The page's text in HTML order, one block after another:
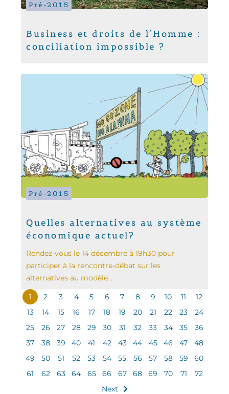
Pré-2015
Business et droits de l'Homme :
conciliation impossible ?
Pré-2015
Quelles alternatives au système
économique actuel?
Rendez-vous le 14 décembre à 19h30 pour
participer à la rencontre-débat sur les
alternatives au modèle...
1 2 3 4 5 6 7 8 9 10 11
12
13
14 15 16 17 18 19 20 21 22 23
24
25
26 27 28 29 30 31 32 33 34 35
36
37
38 39 40 41 42 43 44 45 46 47
48
49
50 51 52 53 54 55 56 57 58 59
60
61
62 63 64 65 66 67 68 69 70 71
72
Next